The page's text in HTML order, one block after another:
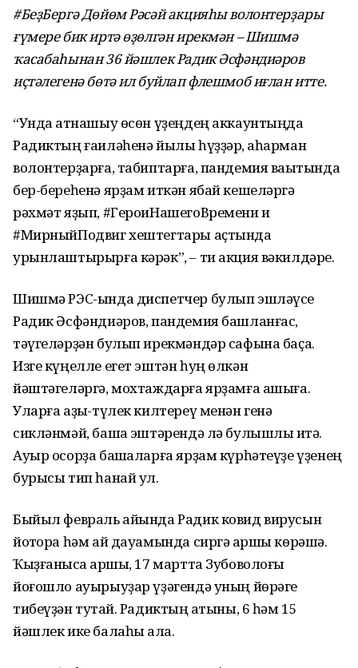
#БеҙБергә Дөйөм Рәсәй акцияһы волонтерҙары
ғүмере бик иртә өҙөлгән ирекмән – Шишмә
ҡасабаһынан 36 йәшлек Радик Әсфәндиәров
иҫтәлегенә бөтә ил буйлап флешмоб иғлан итте.
“Унда ҡатнашыу өсөн үҙеңдең аккаунтыңда
Радиктың ғаиләһенә йылы һүҙҙәр, ҡаһарман
волонтерҙарға, табиптарға, пандемия ваҡытында
бер-береһенә ярҙам иткән ябай кешеләргә
рәхмәт яҙып, #ГероиНашегоВремени и
#МирныйПодвиг хештегтары аҫтында
урынлаштырырға кәрәк”, – ти акция вәкилдәре.
Шишмә РЭС-ында диспетчер булып эшләүсе
Радик Әсфәндиәров, пандемия башланғас,
тәүгеләрҙән булып ирекмәндәр сафына баҫа.
Изге күңелле егет эштән һуң өлкән
йәштәгеләргә, мохтаждарға ярҙамға ашыға.
Уларға аҙыҡ-түлек килтереү менән генә
сикләнмәй, башҡа эштәрендә лә булышлыҡ итә.
Ауыр осорҙа башҡаларға ярҙам күрһәтеүҙе үҙенең
бурысы тип һанай ул.
Быйыл февраль айында Радик ковид вирусын
йоҡтора һәм ай дауамында сиргә ҡаршы көрәшә.
Ҡыҙғанысҡа ҡаршы, 17 мартта Зубоволоғы
йоғошло ауырыуҙар үҙәгендә уның йөрәге
тибеүҙән туҡтай. Радиктың ҡатыны, 6 һәм 15
йәшлек ике балаһы ҡала.